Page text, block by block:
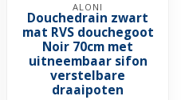
ALONI
Douchedrain zwart
mat RVS douchegoot
Noir 70cm met
uitneembaar sifon
verstelbare
draaipoten